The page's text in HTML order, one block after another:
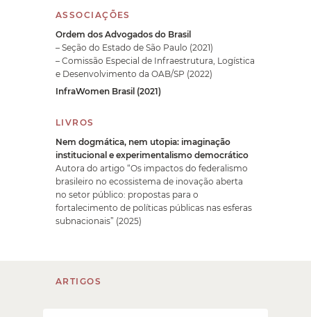
ASSOCIAÇÕES
Ordem dos Advogados do Brasil
– Seção do Estado de São Paulo (2021)
– Comissão Especial de Infraestrutura, Logística
e Desenvolvimento da OAB/SP (2022)
InfraWomen Brasil (2021)
LIVROS
Nem dogmática, nem utopia: imaginação
institucional e experimentalismo democrático
Autora do artigo “Os impactos do federalismo
brasileiro no ecossistema de inovação aberta
no setor público: propostas para o
fortalecimento de políticas públicas nas esferas
subnacionais” (2025)
ARTIGOS